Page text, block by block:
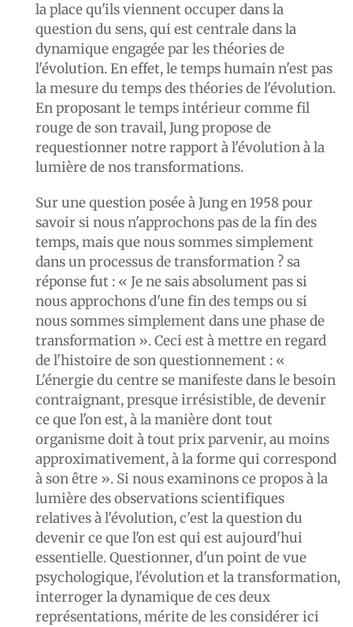
la place qu'ils viennent occuper dans la
question du sens, qui est centrale dans la
dynamique engagée par les théories de
l'évolution. En effet, le temps humain n'est pas
la mesure du temps des théories de l'évolution.
En proposant le temps intérieur comme fil
rouge de son travail, Jung propose de
requestionner notre rapport à l'évolution à la
lumière de nos transformations.
Sur une question posée à Jung en 1958 pour
savoir si nous n'approchons pas de la fin des
temps, mais que nous sommes simplement
dans un processus de transformation ? sa
réponse fut : « Je ne sais absolument pas si
nous approchons d'une fin des temps ou si
nous sommes simplement dans une phase de
transformation ». Ceci est à mettre en regard
de l'histoire de son questionnement : «
L'énergie du centre se manifeste dans le besoin
contraignant, presque irrésistible, de devenir
ce que l'on est, à la manière dont tout
organisme doit à tout prix parvenir, au moins
approximativement, à la forme qui correspond
à son être ». Si nous examinons ce propos à la
lumière des observations scientifiques
relatives à l'évolution, c'est la question du
devenir ce que l'on est qui est aujourd'hui
essentielle. Questionner, d'un point de vue
psychologique, l'évolution et la transformation,
interroger la dynamique de ces deux
représentations, mérite de les considérer ici